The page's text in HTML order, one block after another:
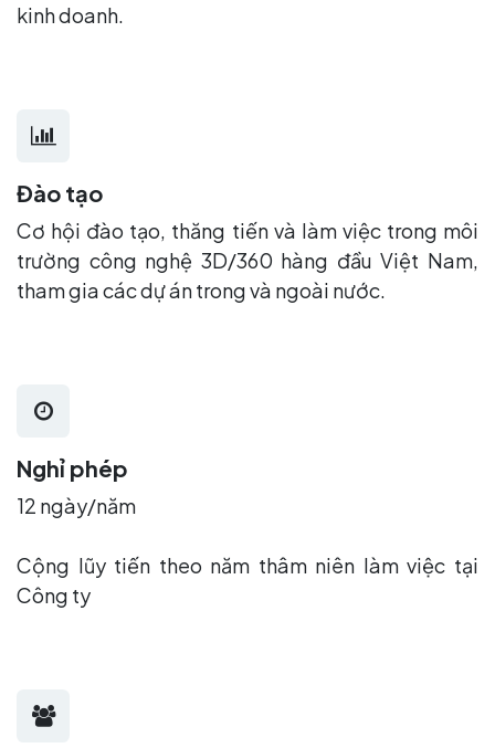
kinh doanh.
Đào tạo
Cơ hội đào tạo, thăng tiến và làm việc trong môi
trường công nghệ 3D/360 hàng đầu Việt Nam,
tham gia các dự án trong và ngoài nước.
Nghỉ phép
12 ngày/năm
Cộng lũy tiến theo năm thâm niên làm việc tại
Công ty